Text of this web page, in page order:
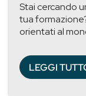
Stai cercando
tua
orientati al
LEGGI